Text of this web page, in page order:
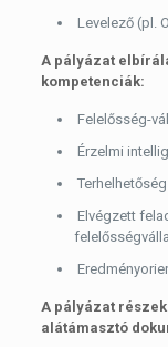
Levelező (pl.
A pályázat
kompetenciák:
Felelősség-
Érzelmi
Elvégzett
A pályázat
alátámasztó